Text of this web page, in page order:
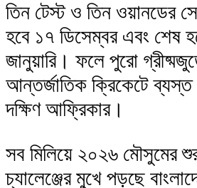
তিন টেস্ট ও তিন ওয়ানডের
হবে ১৭ ডিসেম্বর এবং শেষ
জানুয়ারি। ফলে পুরো
আন্তর্জাতিক ক্রিকেটে ব্যস্ত
দক্ষিণ আফ্রিকার।
সব মিলিয়ে ২০২৬ মৌসুমের
চ্যালেঞ্জের মুখে পড়ছে